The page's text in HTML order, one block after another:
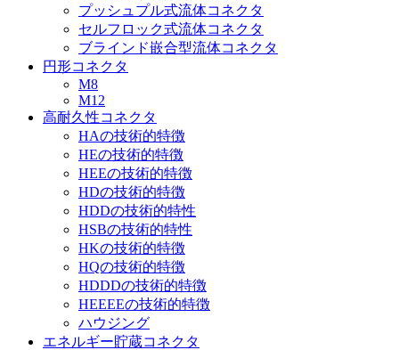
プッシュプル式流体コネクタ
セルフロック式流体コネクタ
ブラインド嵌合型流体コネクタ
円形コネクタ
M8
M12
高耐久性コネクタ
HAの技術的特徴
HEの技術的特徴
HEEの技術的特徴
HDの技術的特徴
HDDの技術的特性
HSBの技術的特性
HKの技術的特徴
HQの技術的特徴
HDDDの技術的特徴
HEEEEの技術的特徴
ハウジング
エネルギー貯蔵コネクタ